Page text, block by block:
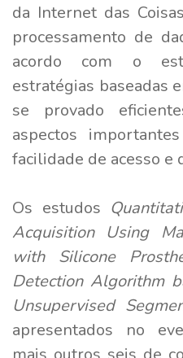
da Internet das
processamento de
acordo com o
estratégias baseadas
se provado
aspectos
facilidade de acesso e
Os estudos
Acquisition Using
with Silicone
Detection Algorithm
Unsupervised
apresentados no